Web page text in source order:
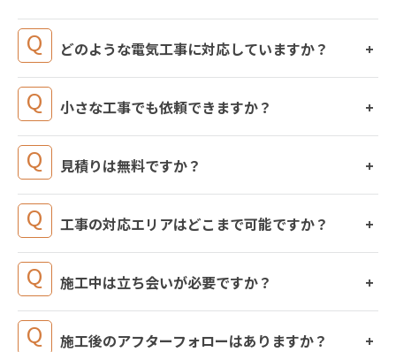
どのような電気工事に対応していますか？
小さな工事でも依頼できますか？
見積りは無料ですか？
工事の対応エリアはどこまで可能ですか？
施工中は立ち会いが必要ですか？
施工後のアフターフォローはありますか？